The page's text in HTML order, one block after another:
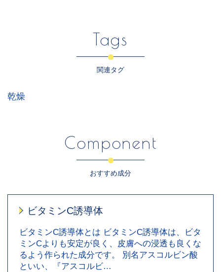
Tags
関連タグ
乾燥
Component
おすすめ成分
ビタミンC誘導体
ビタミンC誘導体とは ビタミンC誘導体は、ビタ
ミンCよりも安定が良く、皮膚への浸透も良くな
るよう作られた成分です。 別名アスコルビン酸
といい、『アスコルビ…